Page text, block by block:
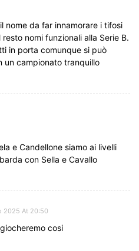
nome da far innamorare i tifosi
nomi funzionali alla Serie B.
in porta comunque si può
un campionato tranquillo
e Candellone siamo ai livelli
con Sella e Cavallo
2025 At 20:50
cosi